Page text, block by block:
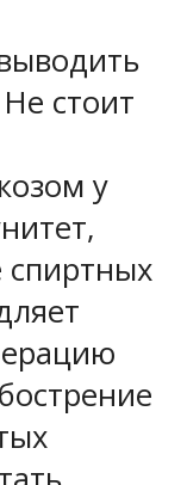
стоит
у
спиртных